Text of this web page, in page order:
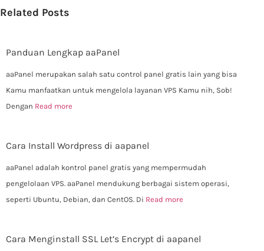
Related Posts
Panduan Lengkap aaPanel
aaPanel merupakan salah satu control panel gratis lain yang bisa
Kamu manfaatkan untuk mengelola layanan VPS Kamu nih, Sob!
Dengan Read more
Cara Install Wordpress di aapanel
aaPanel adalah kontrol panel gratis yang mempermudah
pengelolaan VPS. aaPanel mendukung berbagai sistem operasi,
seperti Ubuntu, Debian, dan CentOS. Di Read more
Cara Menginstall SSL Let’s Encrypt di aapanel